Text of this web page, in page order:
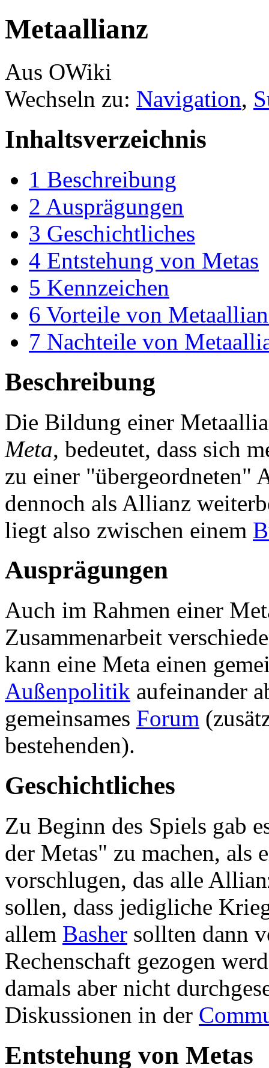
Metaallianz
Aus OWiki
Wechseln zu: Navigation,
Inhaltsverzeichnis
1 Beschreibung
2 Ausprägungen
3 Geschichtliches
4 Entstehung von Metas
5 Kennzeichen
6 Vorteile von
7 Nachteile von
Beschreibung
Die Bildung einer
Meta, bedeutet, dass sich
zu einer "übergeordneten"
dennoch als Allianz
liegt also zwischen einem
Ausprägungen
Auch im Rahmen einer
Zusammenarbeit
kann eine Meta einen
Außenpolitik aufeinander
gemeinsames Forum
bestehenden).
Geschichtliches
Zu Beginn des Spiels gab
der Metas" zu machen, als
vorschlugen, das alle
sollen, dass jedigliche
allem Basher sollten dann
Rechenschaft gezogen
damals aber nicht
Diskussionen in der
Entstehung von Metas